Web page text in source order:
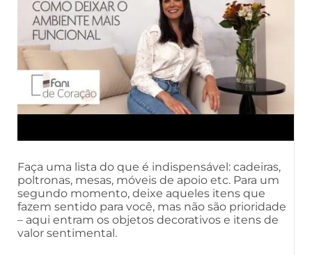
Faça uma lista do que é indispensável: cadeiras,
poltronas, mesas, móveis de apoio etc. Para um
segundo momento, deixe aqueles itens que
fazem sentido para você, mas não são prioridade
– aqui entram os objetos decorativos e itens de
valor sentimental.